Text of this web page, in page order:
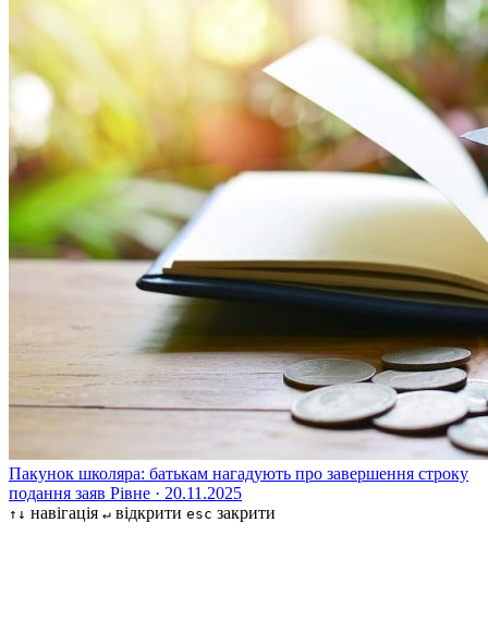
Пакунок школяра: батькам нагадують про завершення строку
подання заяв Рівне · 20.11.2025
↑↓ навігація ↵ відкрити esc закрити